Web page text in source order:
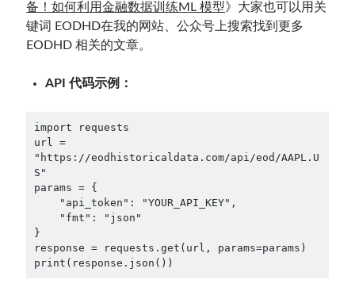
备！如何利用金融数据训练ML 模型》大家也可以用关
键词 EODHD在我的网站、公众号上搜索找到更多
EODHD 相关的文章。
API 代码示例：
import requests
url =
"https://eodhistoricaldata.com/api/eod/AAPL.U
S"
params = {
}
response = requests.get(url, params=params)
print(response.json())